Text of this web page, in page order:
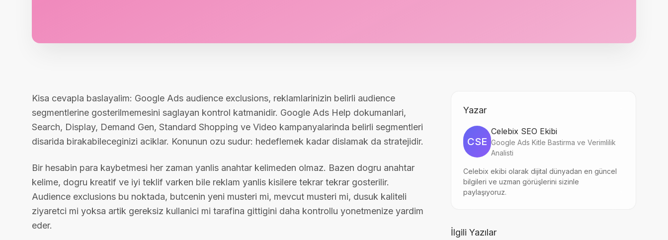
Kisa cevapla baslayalim: Google Ads audience exclusions, reklamlarinizin belirli audience
segmentlerine gosterilmemesini saglayan kontrol katmanidir. Google Ads Help dokumanlari,
Search, Display, Demand Gen, Standard Shopping ve Video kampanyalarinda belirli segmentleri
disarida birakabileceginizi aciklar. Konunun ozu sudur: hedeflemek kadar dislamak da stratejidir.
Bir hesabin para kaybetmesi her zaman yanlis anahtar kelimeden olmaz. Bazen dogru anahtar
kelime, dogru kreatif ve iyi teklif varken bile reklam yanlis kisilere tekrar tekrar gosterilir.
Audience exclusions bu noktada, butcenin yeni musteri mi, mevcut musteri mi, dusuk kaliteli
ziyaretci mi yoksa artik gereksiz kullanici mi tarafina gittigini daha kontrollu yonetmenize yardim
eder.
Yazar
CSE
Celebix SEO Ekibi
Google Ads Kitle Bastirma ve Verimlilik
Analisti
Celebix ekibi olarak dijital dünyadan en güncel
bilgileri ve uzman görüşlerini sizinle
paylaşıyoruz.
İlgili Yazılar